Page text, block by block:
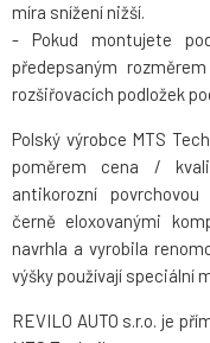
míra snížení nižší.
- Pokud montujete
předepsaným
rozšiřovacích podložek
Polský výrobce MTS
poměrem cena /
antikorozní
černě eloxovanými
navrhla a vyrobila
výšky používají speciální
REVILO AUTO s.r.o. je